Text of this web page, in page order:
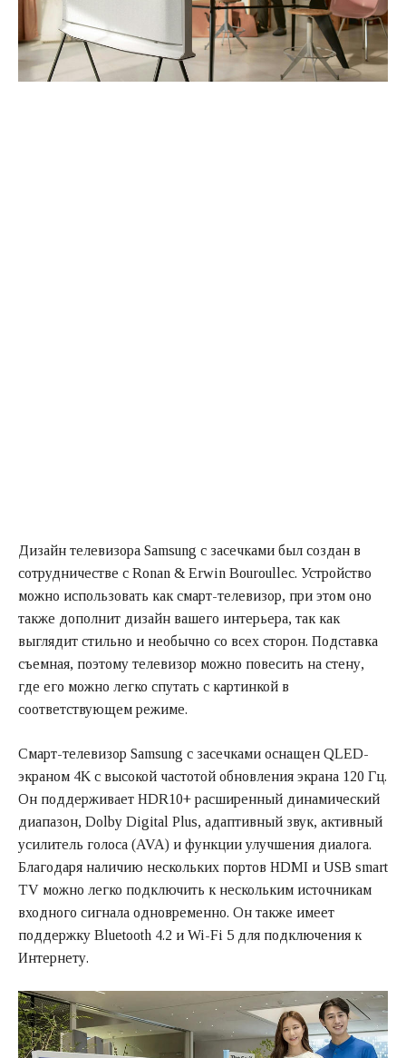
Дизайн телевизора Samsung с засечками был создан в
сотрудничестве с Ronan & Erwin Bouroullec. Устройство
можно использовать как смарт-телевизор, при этом оно
также дополнит дизайн вашего интерьера, так как
выглядит стильно и необычно со всех сторон. Подставка
съемная, поэтому телевизор можно повесить на стену,
где его можно легко спутать с картинкой в
соответствующем режиме.
Смарт-телевизор Samsung с засечками оснащен QLED-
экраном 4K с высокой частотой обновления экрана 120 Гц.
Он поддерживает HDR10+ расширенный динамический
диапазон, Dolby Digital Plus, адаптивный звук, активный
усилитель голоса (AVA) и функции улучшения диалога.
Благодаря наличию нескольких портов HDMI и USB smart
TV можно легко подключить к нескольким источникам
входного сигнала одновременно. Он также имеет
поддержку Bluetooth 4.2 и Wi-Fi 5 для подключения к
Интернету.